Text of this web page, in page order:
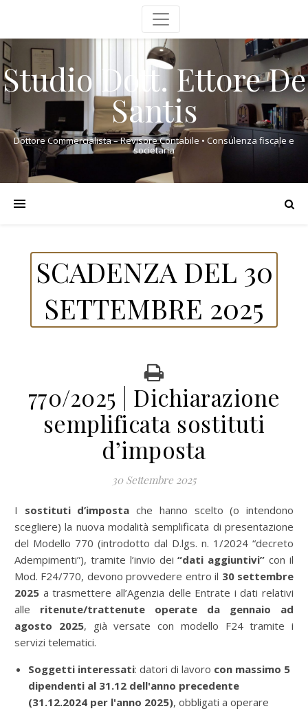
Studio Dott. Ettore De
Santis
Dottore Commercialista – Revisore Contabile • Consulenza fiscale e
societaria
SCADENZA DEL 30
SETTEMBRE 2025
770/2025 | Dichiarazione
semplificata sostituti
d’imposta
30 Settembre 2025
sostituti d’impostache hanno scelto (o intendono
scegliere) la nuova modalità semplificata di presentazione
del Modello 770 (introdotto dal D.lgs. n. 1/2024 “decreto
Adempimenti”), tramite l’invio dei“dati aggiuntivi” con il
Mod. F24/770, devono provvedere entro il 30 settembre
2025 a trasmettere all’Agenzia delle Entrate i dati relativi
alle ritenute/trattenute operate da gennaio ad
agosto 2025, già versate con modello F24 tramite i
servizi telematici.
Soggetti interessati: datori di lavoro con massimo 5
dipendenti al 31.12 dell'anno precedente
(31.12.2024 per l'anno 2025), obbligati a operare